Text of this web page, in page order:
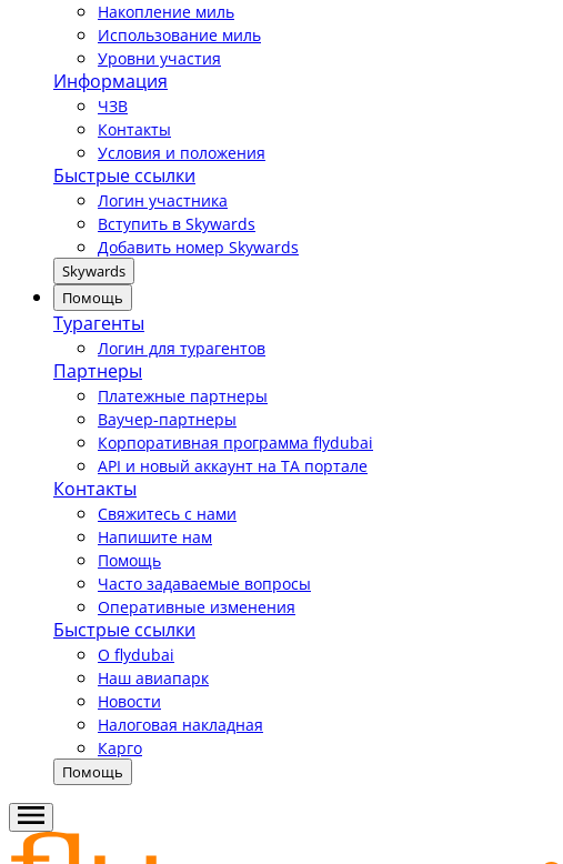
Накопление миль
Использование миль
Уровни участия
Информация
ЧЗВ
Контакты
Условия и положения
Быстрые ссылки
Логин участника
Вступить в Skywards
Добавить номер Skywards
Skywards
Помощь
Турагенты
Логин для турагентов
Партнеры
Платежные партнеры
Ваучер-партнеры
Корпоративная программа flydubai
API и новый аккаунт на TA портале
Контакты
Свяжитесь с нами
Напишите нам
Помощь
Часто задаваемые вопросы
Оперативные изменения
Быстрые ссылки
О flydubai
Наш авиапарк
Новости
Налоговая накладная
Карго
Помощь